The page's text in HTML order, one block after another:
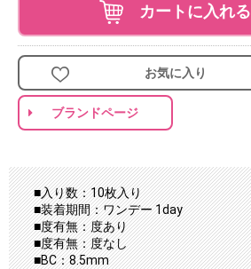
カートに入れる
お気に入り
ブランドページ
■入り数：10枚入り
■装着期間：ワンデー 1day
■度有無：度あり
■度有無：度なし
■BC：8.5mm